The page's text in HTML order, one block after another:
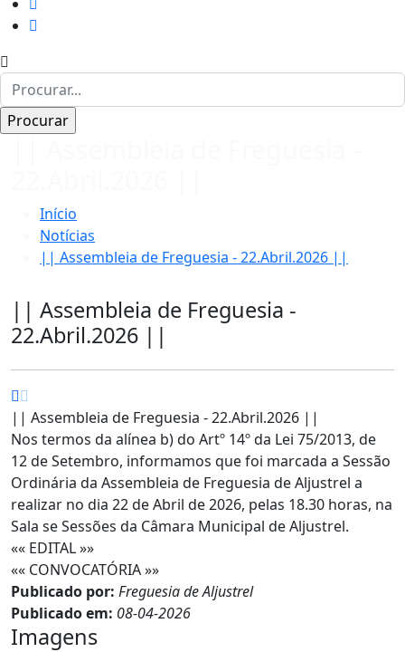
Início
Notícias
|| Assembleia de Freguesia - 22.Abril.2026 ||
|| Assembleia de Freguesia -
22.Abril.2026 ||
|| Assembleia de Freguesia - 22.Abril.2026 ||
Nos termos da alínea b) do Artº 14º da Lei 75/2013, de
12 de Setembro, informamos que foi marcada a Sessão
Ordinária da Assembleia de Freguesia de Aljustrel a
realizar no dia 22 de Abril de 2026, pelas 18.30 horas, na
Sala se Sessões da Câmara Municipal de Aljustrel.
«« EDITAL »»
«« CONVOCATÓRIA »»
Publicado por: Freguesia de Aljustrel
Publicado em: 08-04-2026
Imagens